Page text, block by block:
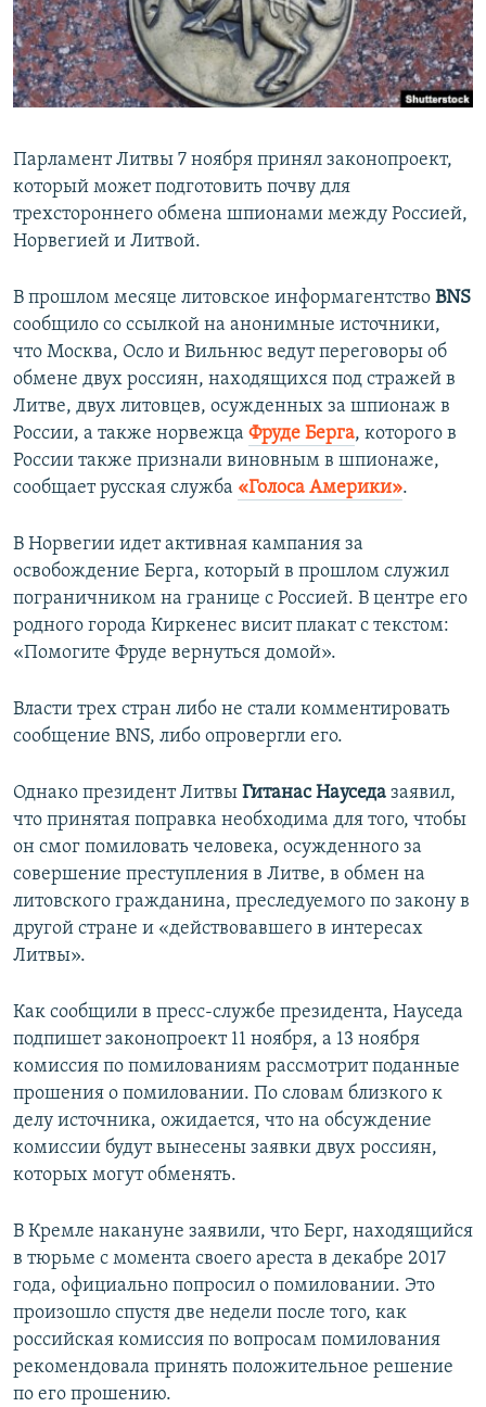
ПОБЕДИТЕЛЕЙ НЕ СУДЯТ?
КРЫМ.НЕПОКОРЕННЫЙ
ELIFBE
ПРИСОЕДИНЯЙТЕСЬ!
Все сайты RFE/RL
Парламент Литвы 7 ноября принял законопроект,
который может подготовить почву для
трехстороннего обмена шпионами между Россией,
Норвегией и Литвой.
В прошлом месяце литовское информагентство BNS
сообщило со ссылкой на анонимные источники,
что Москва, Осло и Вильнюс ведут переговоры об
обмене двух россиян, находящихся под стражей в
Литве, двух литовцев, осужденных за шпионаж в
России, а также норвежца Фруде Берга, которого в
России также признали виновным в шпионаже,
сообщает русская служба «Голоса Америки».
В Норвегии идет активная кампания за
освобождение Берга, который в прошлом служил
пограничником на границе с Россией. В центре его
родного города Киркенес висит плакат с текстом:
«Помогите Фруде вернуться домой».
Власти трех стран либо не стали комментировать
сообщение BNS, либо опровергли его.
Однако президент Литвы Гитанас Науседа заявил,
что принятая поправка необходима для того, чтобы
он смог помиловать человека, осужденного за
совершение преступления в Литве, в обмен на
литовского гражданина, преследуемого по закону в
другой стране и «действовавшего в интересах
Литвы».
Как сообщили в пресс-службе президента, Науседа
подпишет законопроект 11 ноября, а 13 ноября
комиссия по помилованиям рассмотрит поданные
прошения о помиловании. По словам близкого к
делу источника, ожидается, что на обсуждение
комиссии будут вынесены заявки двух россиян,
которых могут обменять.
В Кремле накануне заявили, что Берг, находящийся
в тюрьме с момента своего ареста в декабре 2017
года, официально попросил о помиловании. Это
произошло спустя две недели после того, как
российская комиссия по вопросам помилования
рекомендовала принять положительное решение
по его прошению.